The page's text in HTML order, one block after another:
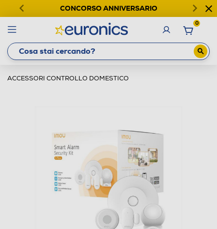
CONCORSO ANNIVERSARIO
0
ACCESSORI CONTROLLO DOMESTICO